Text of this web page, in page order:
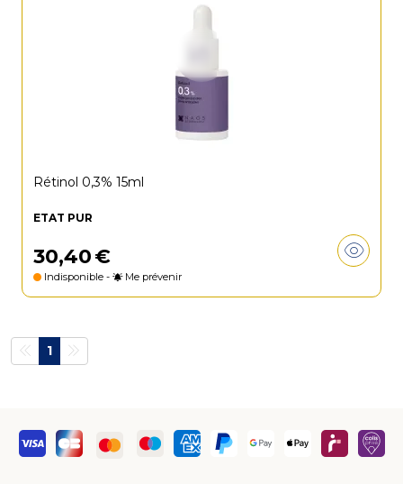
Rétinol 0,3% 15ml
ETAT PUR
30,40€
Indisponible - Me prévenir
1